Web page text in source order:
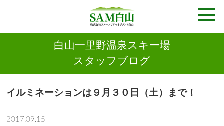
白山一里野温泉スキー場
スタッフブログ
イルミネーションは９月３０日（土）まで！
2017.09.15